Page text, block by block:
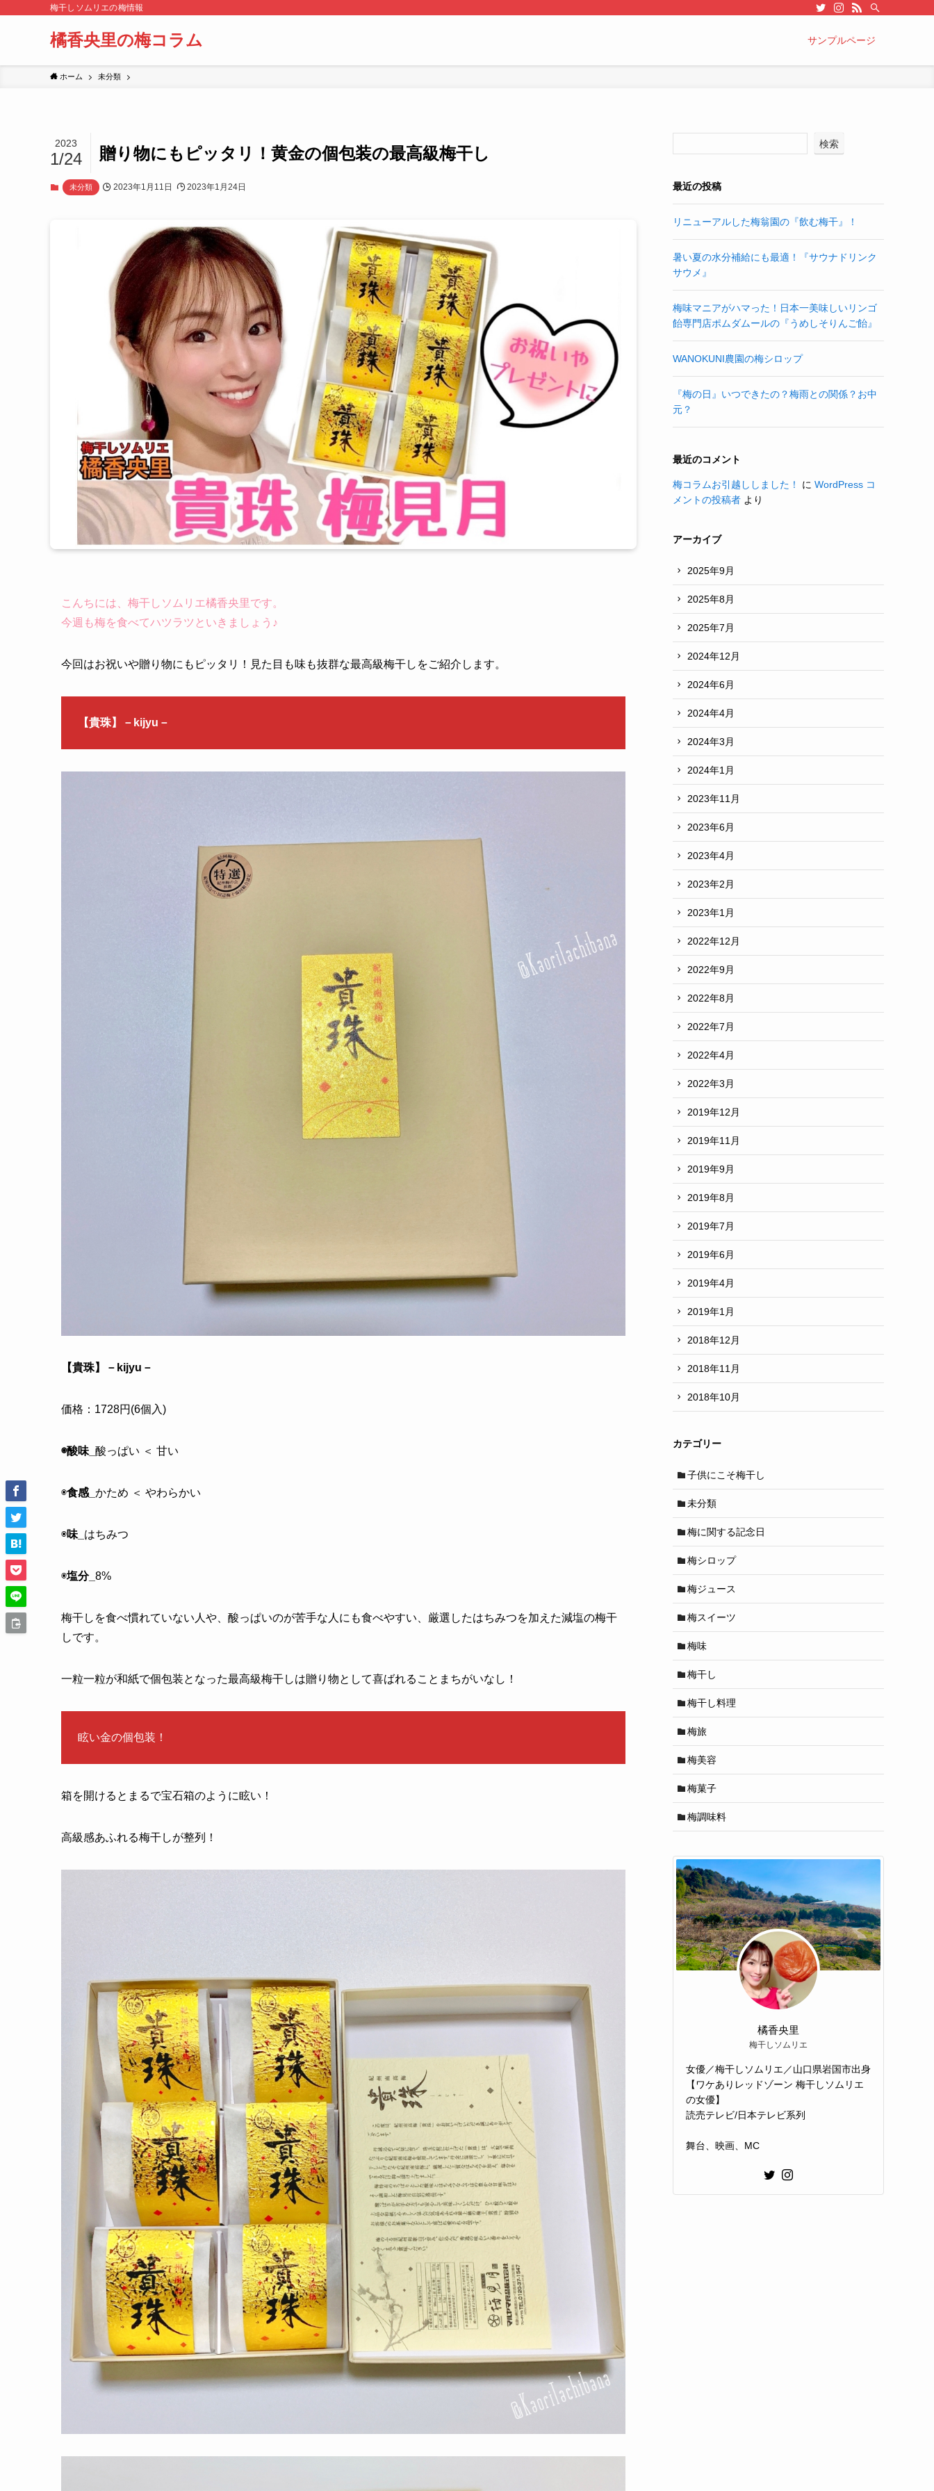
梅干しソムリエの梅情報
橘香央里の梅コラム サンプルページ
ホーム 未分類
贈り物にもピッタリ！黄金の個包装の最高級梅干し
2023
1/24
未分類 2023年1月11日 2023年1月24日
こんちには、梅干しソムリエ橘香央里です。
今週も梅を食べてハツラツといきましょう♪
今回はお祝いや贈り物にもピッタリ！見た目も味も抜群な最高級梅干しをご紹介します。
【貴珠】－kijyu－
【貴珠】－kijyu－
価格：1728円(6個入)
◉酸味_ 酸っぱい ＜ 甘い
◉食感_ かため ＜ やわらかい
◉味_ はちみつ
◉塩分_ 8%
梅干しを食べ慣れていない人や、酸っぱいのが苦手な人にも食べやすい、厳選したはちみつを加えた減塩の梅干
しです。
一粒一粒が和紙で個包装となった最高級梅干しは贈り物として喜ばれることまちがいなし！
眩い金の個包装！
箱を開けるとまるで宝石箱のように眩い！
高級感あふれる梅干しが整列！
検索
最近の投稿
リニューアルした梅翁園の『飲む梅干』！
暑い夏の水分補給にも最適！『サウナドリンク
サウメ』
梅味マニアがハマった！日本一美味しいリンゴ
飴専門店ポムダムールの『うめしそりんご飴』
WANOKUNI農園の梅シロップ
『梅の日』いつできたの？梅雨との関係？お中
元？
最近のコメント
梅コラムお引越ししました！ に WordPress コ
メントの投稿者 より
アーカイブ
2025年9月
2025年8月
2025年7月
2024年12月
2024年6月
2024年4月
2024年3月
2024年1月
2023年11月
2023年6月
2023年4月
2023年2月
2023年1月
2022年12月
2022年9月
2022年8月
2022年7月
2022年4月
2022年3月
2019年12月
2019年11月
2019年9月
2019年8月
2019年7月
2019年6月
2019年4月
2019年1月
2018年12月
2018年11月
2018年10月
カテゴリー
子供にこそ梅干し
未分類
梅に関する記念日
梅シロップ
梅ジュース
梅スイーツ
梅味
梅干し
梅干し料理
梅旅
梅美容
梅菓子
梅調味料
橘香央里
梅干しソムリエ
女優／梅干しソムリエ／山口県岩国市出身
【ワケありレッドゾーン 梅干しソムリエ
の女優】
読売テレビ/日本テレビ系列
舞台、映画、MC